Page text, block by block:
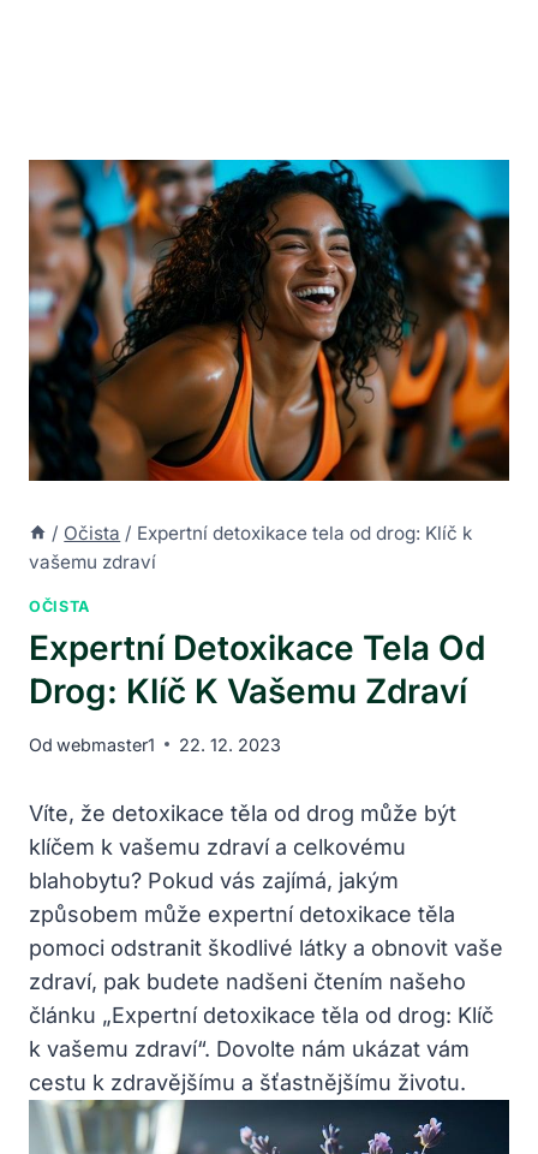
/ Očista / Expertní detoxikace tela od drog: Klíč k
vašemu zdraví
OČISTA
Expertní Detoxikace Tela Od
Drog: Klíč K Vašemu Zdraví
Od webmaster1 22. 12. 2023
Víte, že detoxikace těla od drog může být
klíčem k vašemu zdraví a celkovému
blahobytu? Pokud vás zajímá, jakým
způsobem může expertní detoxikace těla
pomoci odstranit škodlivé látky a obnovit vaše
zdraví, pak budete nadšeni čtením našeho
článku „Expertní detoxikace těla od drog: Klíč
k vašemu zdraví“. Dovolte nám ukázat vám
cestu k zdravějšímu a šťastnějšímu životu.